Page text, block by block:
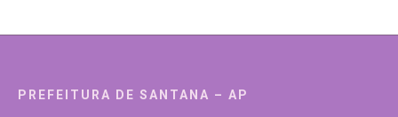
PREFEITURA DE SANTANA – AP